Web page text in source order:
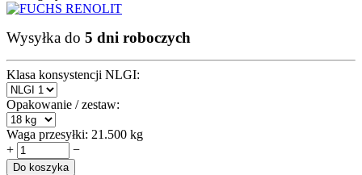
Wysyłka do 5 dni roboczych
Klasa konsystencji NLGI:
Opakowanie / zestaw:
Waga przesyłki: 21.500 kg
+
−
Do koszyka